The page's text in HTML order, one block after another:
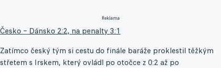
Reklama
Česko – Dánsko 2:2, na penalty 3:1
Zatímco český tým si cestu do finále baráže proklestil těžkým
střetem s Irskem, který ovládl po otočce z 0:2 až po